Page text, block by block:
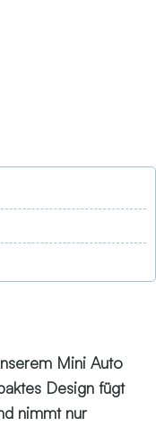
Mini Auto
Design fügt
nimmt nur